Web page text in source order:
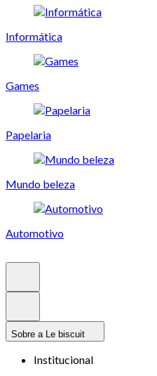
Informática
Games
Papelaria
Mundo beleza
Automotivo
Sobre a Le biscuit
Institucional